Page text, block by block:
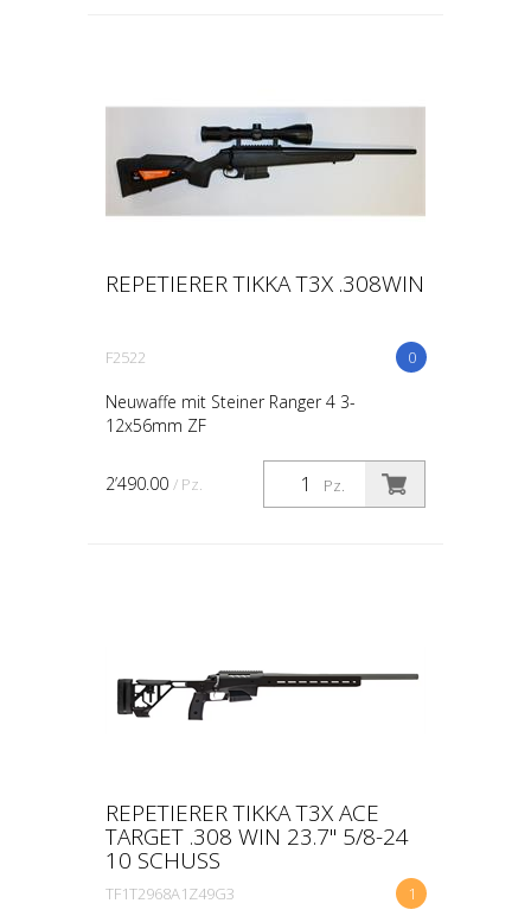
REPETIERER TIKKA T3X .308WIN
0
F2522
Neuwaffe mit Steiner Ranger 4 3-
12x56mm ZF
Pz.
2’490.00 / Pz.
REPETIERER TIKKA T3X ACE
TARGET .308 WIN 23.7" 5/8-24
10 SCHUSS
1
TF1T2968A1Z49G3